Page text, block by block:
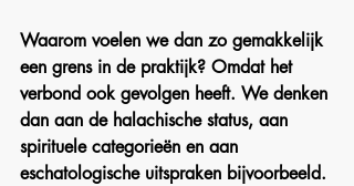
Waarom voelen we dan zo gemakkelijk
een grens in de praktijk? Omdat het
verbond ook gevolgen heeft. We denken
dan aan de halachische status, aan
spirituele categorieën en aan
eschatologische uitspraken bijvoorbeeld.